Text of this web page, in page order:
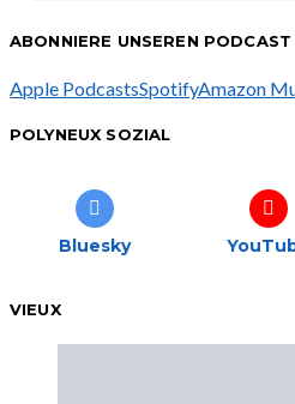
ABONNIERE UNSEREN PODCAST
Apple PodcastsSpotifyAmazon
POLYNEUX SOZIAL
Bluesky
VIEUX